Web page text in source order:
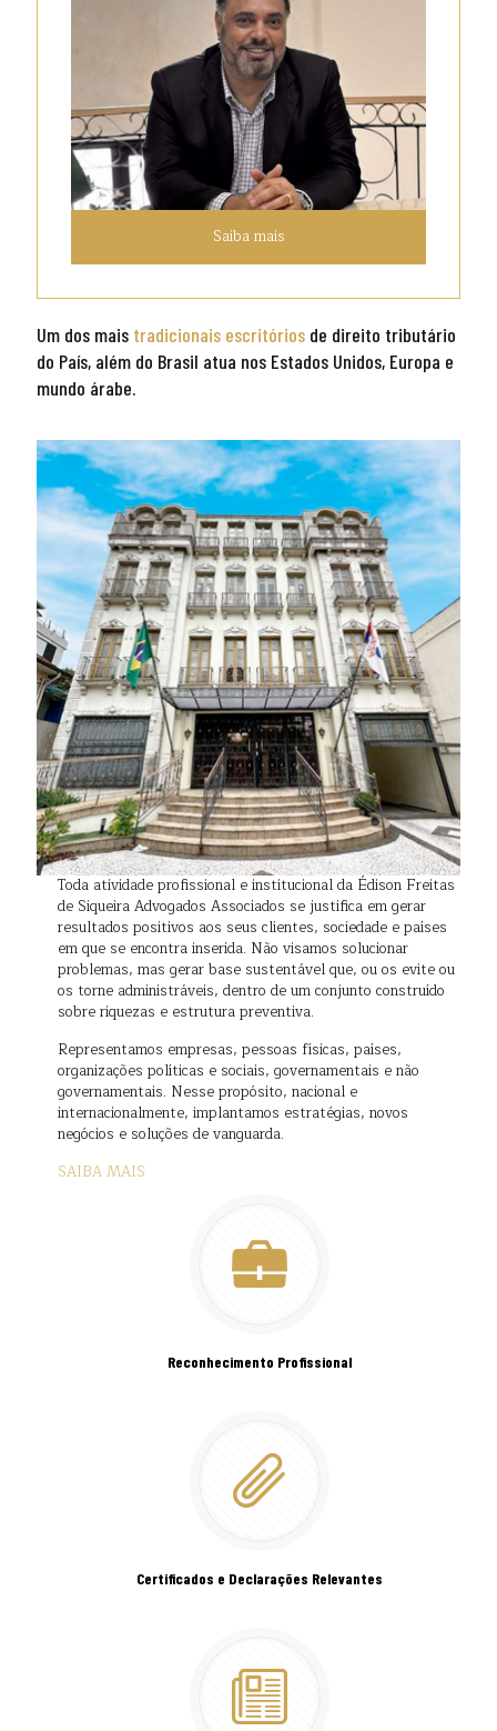
Saiba mais
Um dos mais tradicionais escritórios de direito tributário
do País, além do Brasil atua nos Estados Unidos, Europa e
mundo árabe.
Toda atividade profissional e institucional da Édison Freitas
de Siqueira Advogados Associados se justifica em gerar
resultados positivos aos seus clientes, sociedade e países
em que se encontra inserida. Não visamos solucionar
problemas, mas gerar base sustentável que, ou os evite ou
os torne administráveis, dentro de um conjunto construído
sobre riquezas e estrutura preventiva.
Representamos empresas, pessoas físicas, países,
organizações políticas e sociais, governamentais e não
governamentais. Nesse propósito, nacional e
internacionalmente, implantamos estratégias, novos
negócios e soluções de vanguarda.
SAIBA MAIS
Reconhecimento Profissional
Certificados e Declarações Relevantes